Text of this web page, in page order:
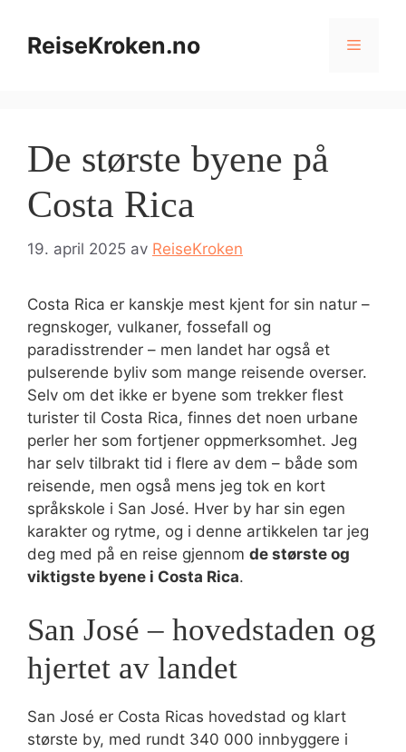
innholdReiseKroken.no Meny
De største byene på
Costa Rica
19. april 2025 av ReiseKroken
Costa Rica er kanskje mest kjent for sin natur –
regnskoger, vulkaner, fossefall og
paradisstrender – men landet har også et
pulserende byliv som mange reisende overser.
Selv om det ikke er byene som trekker flest
turister til Costa Rica, finnes det noen urbane
perler her som fortjener oppmerksomhet. Jeg
har selv tilbrakt tid i flere av dem – både som
reisende, men også mens jeg tok en kort
språkskole i San José. Hver by har sin egen
karakter og rytme, og i denne artikkelen tar jeg
deg med på en reise gjennom de største og
viktigste byene i Costa Rica.
San José – hovedstaden og
hjertet av landet
San José er Costa Ricas hovedstad og klart
største by, med rundt 340 000 innbyggere i